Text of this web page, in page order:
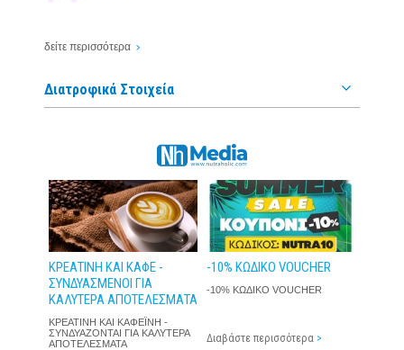
ΣΥΝΙΣΤΏ!
4.4
4.5
ΣΥΝΙΣΤΏ!
δείτε περισσότερα
Διατροφικά Στοιχεία
ΚΡΕΑΤΙΝΗ ΚΑΙ ΚΑΦΕ -
ΣΥΝΔΥΑΣΜΕΝΟΙ ΓΙΑ
ΚΑΛΥΤΕΡΑ ΑΠΟΤΕΛΕΣΜΑΤΑ
ΚΡΕΑΤΙΝΗ ΚΑΙ ΚΑΦΕΪΝΗ -
ΣΥΝΔΥΑΖΟΝΤΑΙ ΓΙΑ ΚΑΛΥΤΕΡΑ
ΑΠΟΤΕΛΕΣΜΑΤΑ
-10% ΚΩΔΙΚΟ VOUCHER
-10% ΚΩΔΙΚΟ VOUCHER
Διαβάστε περισσότερα >